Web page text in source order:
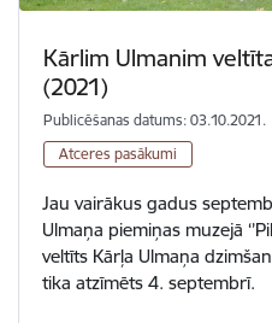
Kārlim Ulmanim
(2021)
Publicēšanas datums: 03.10.2021.
Atceres pasākumi
Jau vairākus gadus
Ulmaņa piemiņas muzejā
veltīts Kārļa Ulmaņa
tika atzīmēts 4. septembrī.